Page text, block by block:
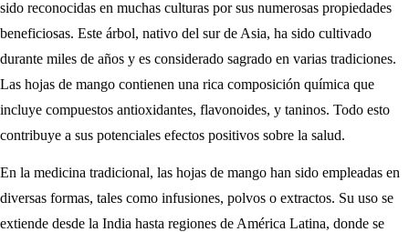
sido reconocidas en muchas culturas por sus numerosas propiedades
beneficiosas. Este árbol, nativo del sur de Asia, ha sido cultivado
durante miles de años y es considerado sagrado en varias tradiciones.
Las hojas de mango contienen una rica composición química que
incluye compuestos antioxidantes, flavonoides, y taninos. Todo esto
contribuye a sus potenciales efectos positivos sobre la salud.
En la medicina tradicional, las hojas de mango han sido empleadas en
diversas formas, tales como infusiones, polvos o extractos. Su uso se
extiende desde la India hasta regiones de América Latina, donde se